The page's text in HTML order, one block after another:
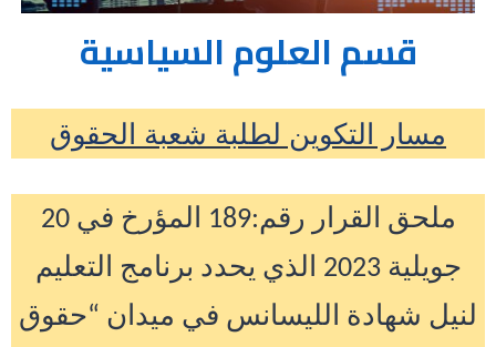
قسم العلوم السياسية
مسار التكوين لطلبة شعبة الحقوق
ملحق القرار رقم:89
1
المؤرخ في 20
جويلية 2023
الذي يحدد برنامج التعليم
لنيل شهادة الليسانس في ميدان “حقوق